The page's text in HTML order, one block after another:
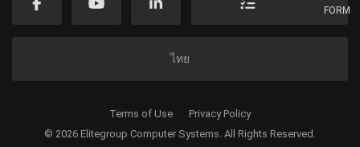
FORM
ไทย
© 2026 Elitegroup Computer Systems. All Rights Reserved.
Terms of Use Privacy Policy